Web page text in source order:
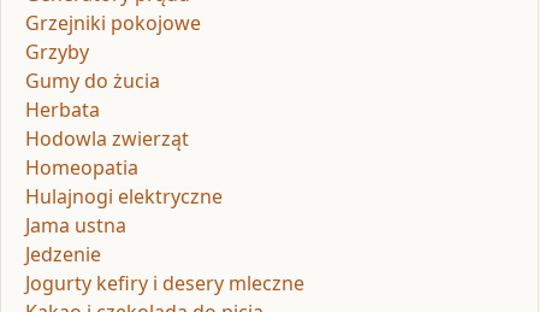
Grzejniki pokojowe
Grzyby
Gumy do żucia
Herbata
Hodowla zwierząt
Homeopatia
Hulajnogi elektryczne
Jama ustna
Jedzenie
Jogurty kefiry i desery mleczne